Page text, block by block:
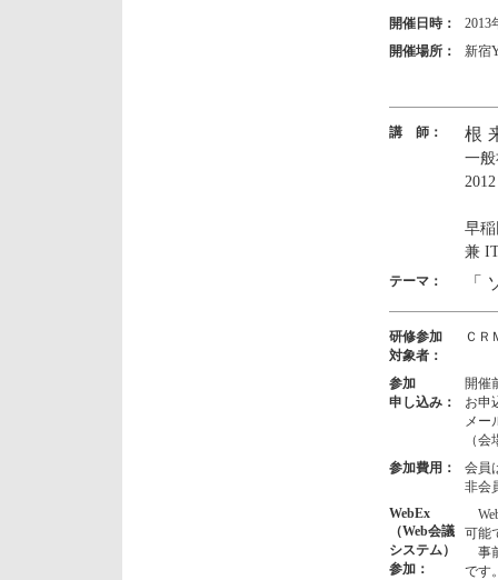
開催日時：
2013
開催場所：
新宿
講 師： 根
一
早
兼
テーマ： 「
研修参加
対象者：
ＣＲ
参加
申し込み：
開催
お申
メー
（
参加費用：
会員
非会
WebEx
（Web会議
システム）
参加：
可能
事
です